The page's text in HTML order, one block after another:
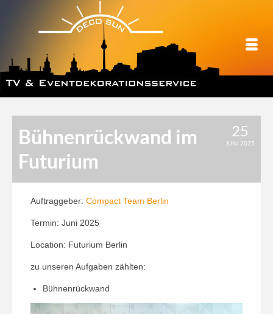
25
JUNI 2025
Bühnenrückwand im
Futurium
Auftraggeber: Compact Team Berlin
Termin: Juni 2025
Location: Futurium Berlin
zu unseren Aufgaben zählten:
Bühnenrückwand